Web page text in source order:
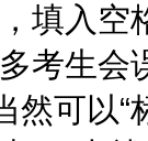
填入
考生会
可以“